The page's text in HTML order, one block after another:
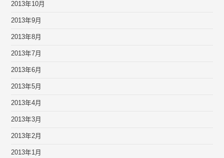
2013年10月
2013年9月
2013年8月
2013年7月
2013年6月
2013年5月
2013年4月
2013年3月
2013年2月
2013年1月